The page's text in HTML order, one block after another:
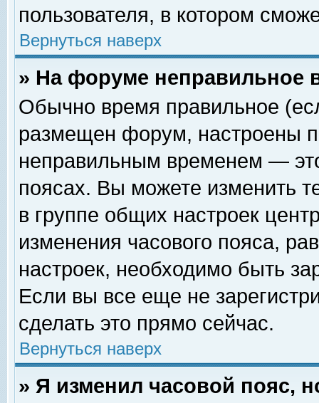
пользователя, в котором
Вернуться наверх
» На форуме неправильное
Обычно время правильное
размещен форум, настроены
неправильным временем —
поясах. Вы можете изменить
в группе общих настроек
изменения часового пояса,
настроек, необходимо быть
Если вы все еще не
сделать это прямо сейчас.
Вернуться наверх
» Я изменил часовой пояс,